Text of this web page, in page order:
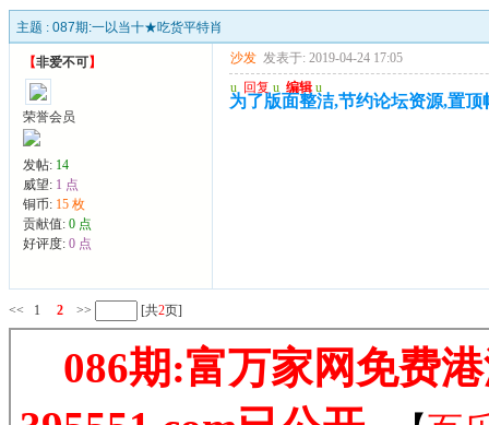
主题 : 087期:一以当十★吃货平特肖
【非爱不可】
荣誉会员
发帖: 14
威望: 1 点
铜币: 15 枚
贡献值: 0 点
好评度: 0 点
沙发 发表于: 2019-04-24 17:05
u 回复 u 编辑 u
为了版面整洁,节约论坛资源,置
<< 1 2 >> [共2页]